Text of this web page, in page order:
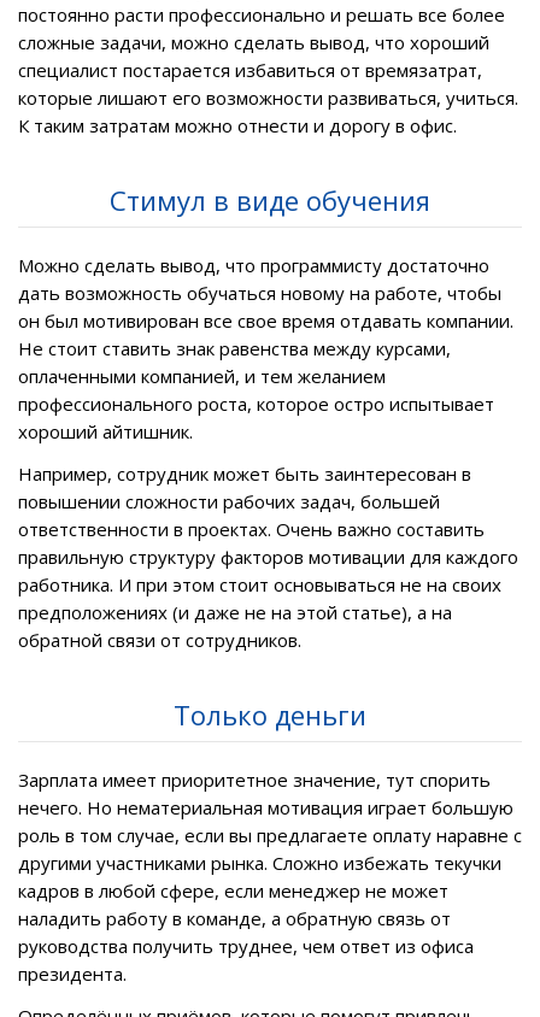
постоянно расти профессионально и решать все более
сложные задачи, можно сделать вывод, что хороший
специалист постарается избавиться от времязатрат,
которые лишают его возможности развиваться, учиться.
К таким затратам можно отнести и дорогу в офис.
Стимул в виде обучения
Можно сделать вывод, что программисту достаточно
дать возможность обучаться новому на работе, чтобы
он был мотивирован все свое время отдавать компании.
Не стоит ставить знак равенства между курсами,
оплаченными компанией, и тем желанием
профессионального роста, которое остро испытывает
хороший айтишник.
Например, сотрудник может быть заинтересован в
повышении сложности рабочих задач, большей
ответственности в проектах. Очень важно составить
правильную структуру факторов мотивации для каждого
работника. И при этом стоит основываться не на своих
предположениях (и даже не на этой статье), а на
обратной связи от сотрудников.
Только деньги
Зарплата имеет приоритетное значение, тут спорить
нечего. Но нематериальная мотивация играет большую
роль в том случае, если вы предлагаете оплату наравне с
другими участниками рынка. Сложно избежать текучки
кадров в любой сфере, если менеджер не может
наладить работу в команде, а обратную связь от
руководства получить труднее, чем ответ из офиса
президента.